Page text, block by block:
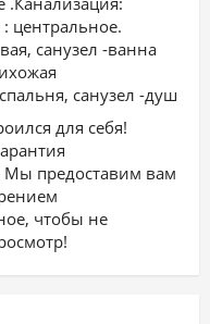
центральное.
cанузeл -вaнна
санузел -душ
для себя!
Мы предоставим вам
чтобы не